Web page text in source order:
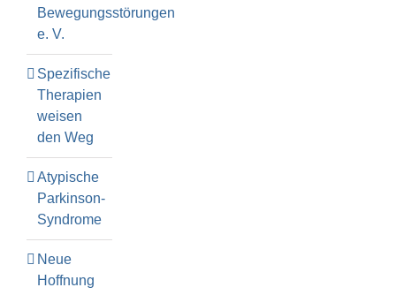
Bewegungsstörungen
e. V.
Spezifische
Therapien
weisen
den Weg
Atypische
Parkinson-
Syndrome
Neue
Hoffnung